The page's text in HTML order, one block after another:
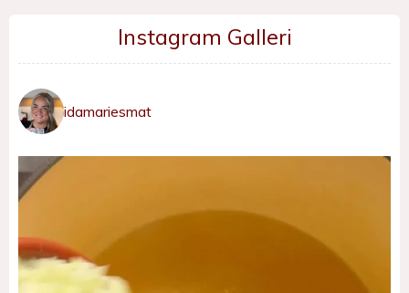
Instagram Galleri
idamariesmat